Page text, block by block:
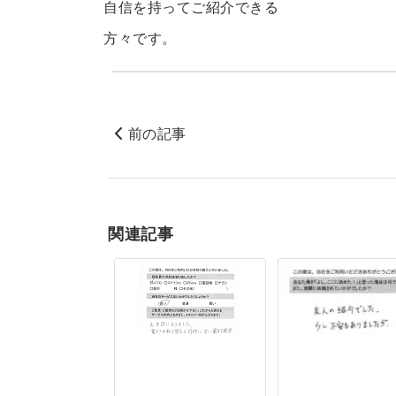
自信を持ってご紹介できる
方々です。
前の記事
関連記事